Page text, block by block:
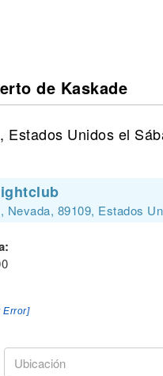
de Kaskade
Unidos el
Nevada, 89109, Estados
Error]